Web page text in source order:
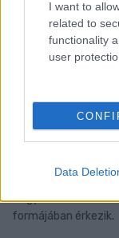
I want to
related to
functionality
user
Data
KÉT
Az első 50 ezer
Magyar
formájában érkezik.